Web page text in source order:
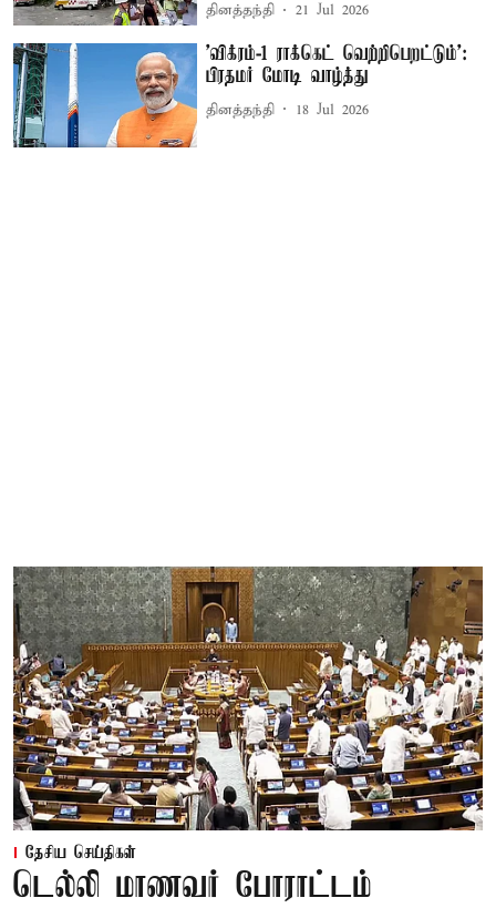
தினத்தந்தி 21 Jul 2026
’விக்ரம்-1 ராக்கெட் வெற்றிபெறட்டும்':
பிரதமர் மோடி வாழ்த்து
தினத்தந்தி 18 Jul 2026
தேசிய செய்திகள்
டெல்லி மாணவர் போராட்டம்